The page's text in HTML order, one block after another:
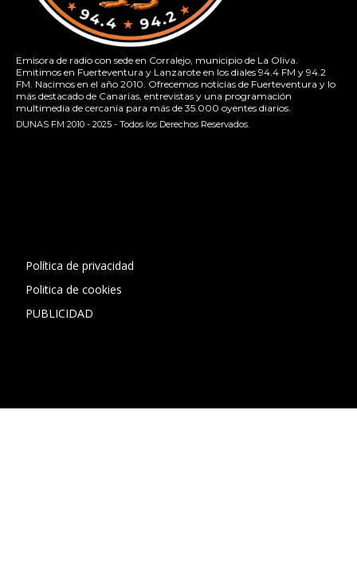
Emisora de radio con sede en Corralejo, municipio de La Oliva.
Emitimos en Fuerteventura y Lanzarote en los diales 94.4 FM y 94.2
FM. Nacimos en el año 2010. Ofrecemos noticias de Fuerteventura y lo
más destacado de Canarias, entrevistas y una programación
multimedia de cercanía para más de 35.000 oyentes diarios.
DUNAS FM 2010 - 2025 - Todos los Derechos Reservados.
Política de privacidad
Politica de cookies
PUBLICIDAD